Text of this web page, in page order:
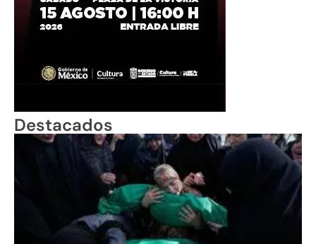
Destacados